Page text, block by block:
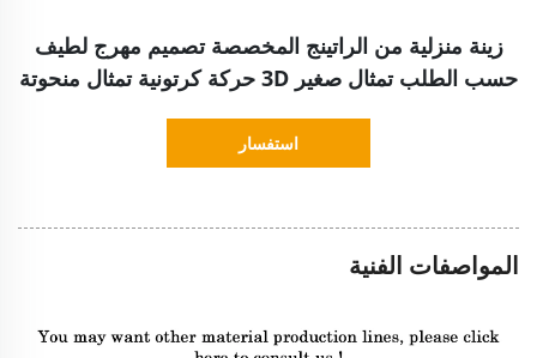
زينة منزلية من الراتينج المخصصة تصميم مهرج لطيف
حسب الطلب تمثال صغير 3D حركة كرتونية تمثال منحوتة
استفسار
المواصفات الفنية